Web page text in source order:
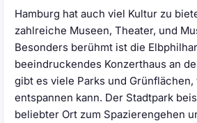
Hamburg hat auch viel Kultur zu
zahlreiche Museen, Theater, und
Besonders berühmt ist die
beeindruckendes Konzerthaus an
gibt es viele Parks und Grünflächen,
entspannen kann. Der Stadtpark
beliebter Ort zum Spazierengehen